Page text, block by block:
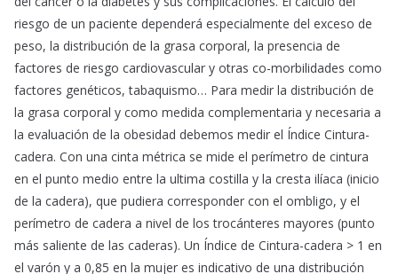
riesgo de un paciente dependerá especialmente del exceso de
peso, la distribución de la grasa corporal, la presencia de
factores de riesgo cardiovascular y otras co-morbilidades como
factores genéticos, tabaquismo… Para medir la distribución de
la grasa corporal y como medida complementaria y necesaria a
la evaluación de la obesidad debemos medir el Índice Cintura-
cadera. Con una cinta métrica se mide el perímetro de cintura
en el punto medio entre la ultima costilla y la cresta ilíaca (inicio
de la cadera), que pudiera corresponder con el ombligo, y el
perímetro de cadera a nivel de los trocánteres mayores (punto
más saliente de las caderas). Un Índice de Cintura-cadera > 1 en
el varón y a 0,85 en la mujer es indicativo de una distribución